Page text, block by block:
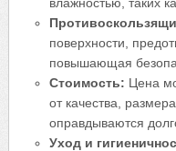
поверхности,
повышающая
Стоимость: Цена
от качества,
оправдываются
Уход и